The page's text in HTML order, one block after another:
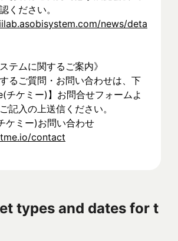
ください。
news/deta
テムに関するご案内》
るご質問・お問い合わせは、下
チケミー)】お問合せフォームよ
記入の上送信ください。
ミー)お問い合わせ
contact
types and dates for t